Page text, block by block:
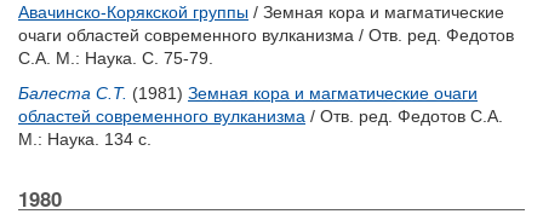
Авачинско-Корякской группы / Земная кора и магматические
очаги областей современного вулканизма / Отв. ред. Федотов
С.А. М.: Наука. С. 75-79.
Балеста С.Т. (1981) Земная кора и магматические очаги
областей современного вулканизма / Отв. ред. Федотов С.А.
М.: Наука. 134 с.
1980